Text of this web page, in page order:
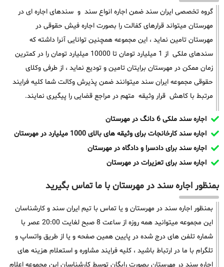
گروه تخصصی ایران سند ضمن اجاره انواع سند و سندهای اجاره ای در
مهرستان میتواند قرارهای کفالت را بصورت اجاره فیش حقوقی در
مهرستان تامین نماید ، این مجموعه همچنین توانایی آنرا داشته که
سندهای ملکی از 1 میلیارد تومان تا 10000 میلیارد تومان را در کمترین
زمان ممکن در مهرستان برایتان تامین و تودیع نماید ، از طرفی وکلای
حقوقی مجموعه ایران سند میتوانند ضمن پذیرش وکالت شما کلیه فرایند
مرتبط با کاهش قرار وثیقه متهم در مراجع قضایی را پیگیری نمایند.
اجاره سند ملکی 6 دانگ در مهرستان
اجاره سند کارخانجات برای وثیقه های بالای 1000 میلیارد در مهرستان
اجاره سند برای دادسرا و دادگاه در مهرستان
اجاره سند برای تعزیرات در مهرستان
بمنظور اجاره سند در مهرستان با ما تماس بگیرید
بمنظور اجاره سند در مهرستان و یا تماس با تیم ایران سند و کارشناسان
این مجموعه میتوانید همه روزه از ساعت 8 صبح لغایت 20:00 عصر با
شماره تلفن های درج شده در پایین همین صفحه و یا از طریق واتساپ و
تلگرام با ما در ارتباط باشید ، کلیه فرایند مشاوره و استعلام هزینه های
اجاره سند در مهرستان بصورت رایگان توسط کارشناسان این مجموعه اعلام